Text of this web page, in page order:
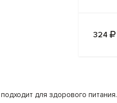
324
для здорового питания.